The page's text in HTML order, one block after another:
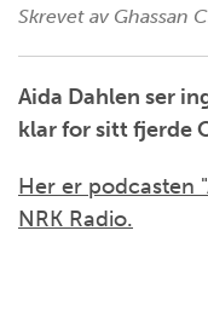
Skrevet av Ghassan
Aida Dahlen ser
klar for sitt fjerde
Her er podcasten
NRK Radio.